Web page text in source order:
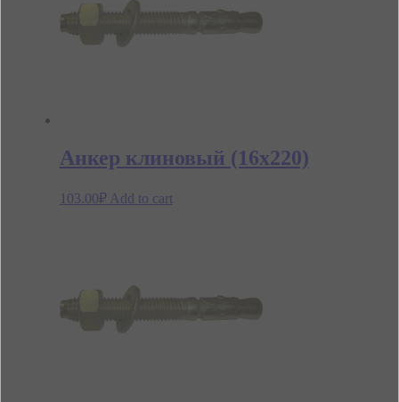
Анкер клиновый (16х220)
103.00₽ Add to cart